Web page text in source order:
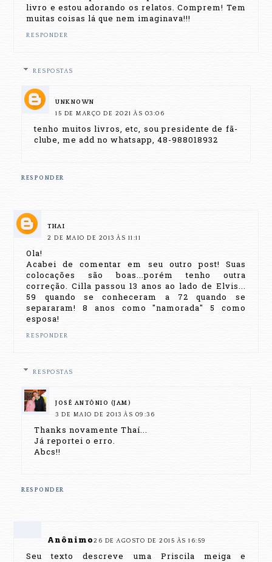
livro e estou adorando os relatos. Comprem! Tem
muitas coisas lá que nem imaginava!!!
RESPONDER
RESPOSTAS
UNKNOWN
15 DE MARÇO DE 2021 ÀS 03:06
tenho muitos livros, etc, sou presidente de fã-
clube, me add no whatsapp, 48-988018932
RESPONDER
THAI
2 DE MAIO DE 2013 ÀS 11:11
Ola!
Acabei de comentar em seu outro post! Suas
colocações são boas...porém tenho outra
correção. Cilla passou 13 anos ao lado de Elvis...
59 quando se conheceram a 72 quando se
separaram! 8 anos como "namorada" 5 como
esposa!
RESPONDER
RESPOSTAS
JOSÉ ANTÔNIO (JAM)
3 DE MAIO DE 2013 ÀS 09:36
Thanks novamente Thaí...
Já reportei o erro.
Abcs!!
RESPONDER
Anônimo26 DE AGOSTO DE 2015 ÀS 16:59
Seu texto descreve uma Priscila meiga e